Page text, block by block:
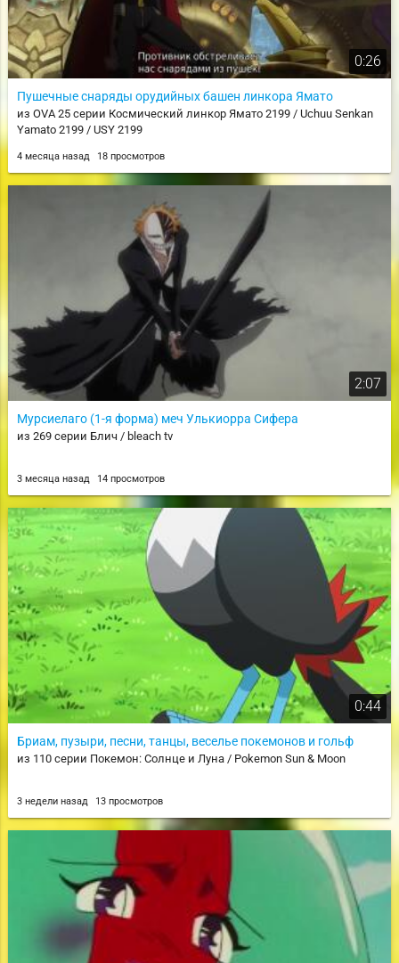
0:26
Пушечные снаряды орудийных башен линкора Ямато
из OVA 25 серии Космический линкор Ямато 2199 / Uchuu Senkan
Yamato 2199 / USY 2199
4 месяца назад 18 просмотров
2:07
Мурсиелаго (1-я форма) меч Улькиорра Сифера
из 269 серии Блич / bleach tv
3 месяца назад 14 просмотров
0:44
Бриам, пузыри, песни, танцы, веселье покемонов и гольф
из 110 серии Покемон: Солнце и Луна / Pokemon Sun & Moon
3 недели назад 13 просмотров